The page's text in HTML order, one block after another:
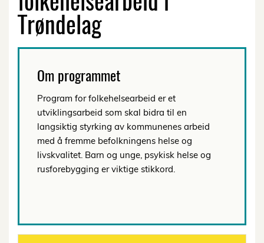
Trøndelag
Om programmet
Program for folkehelsearbeid er et
utviklingsarbeid som skal bidra til en
langsiktig styrking av kommunenes arbeid
med å fremme befolkningens helse og
livskvalitet. Barn og unge, psykisk helse og
rusforebygging er viktige stikkord.